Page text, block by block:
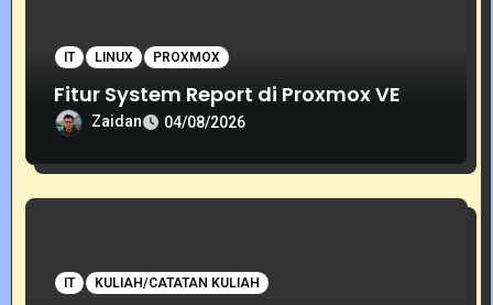
IT LINUX PROXMOX
Fitur System Report di Proxmox VE
Zaidan 04/08/2026
IT KULIAH/CATATAN KULIAH